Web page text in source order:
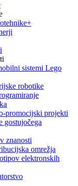
sistemi Lego
robotike
promocijski projekti
gostujočega
znanosti
omrežja
elektronskih